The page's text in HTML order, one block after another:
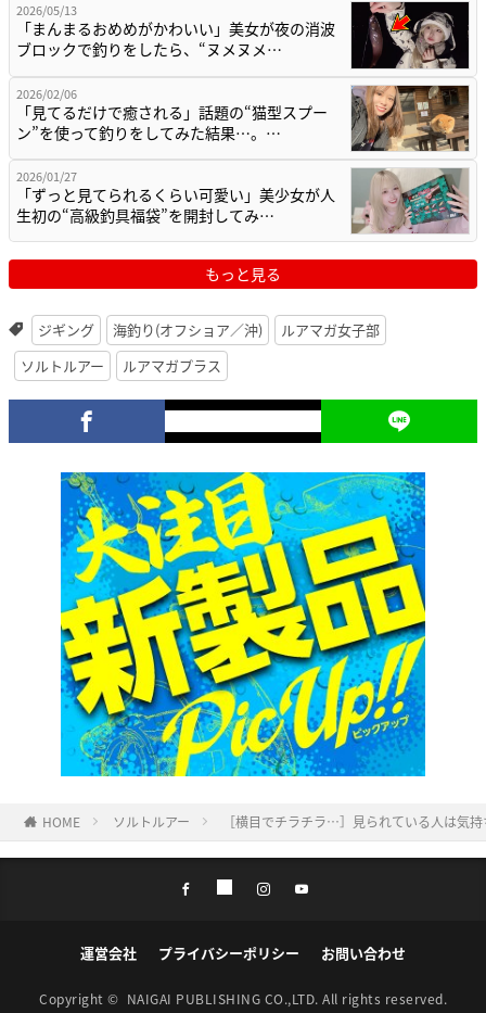
2026/05/13
「まんまるおめめがかわいい」美女が夜の消波
ブロックで釣りをしたら、“ヌメヌメ…
2026/02/06
「見てるだけで癒される」話題の“猫型スプー
ン”を使って釣りをしてみた結果…。…
2026/01/27
「ずっと見てられるくらい可愛い」美少女が人
生初の“高級釣具福袋”を開封してみ…
もっと見る
ジギング 海釣り(オフショア／沖)
ルアマガ女子部
ソルトルアー
ルアマガプラス
HOME ソルトルアー ［横目でチラチラ…］見られている人は気
運営会社 プライバシーポリシー お問い合わせ
Copyright © NAIGAI PUBLISHING CO.,LTD. All rights reserved.